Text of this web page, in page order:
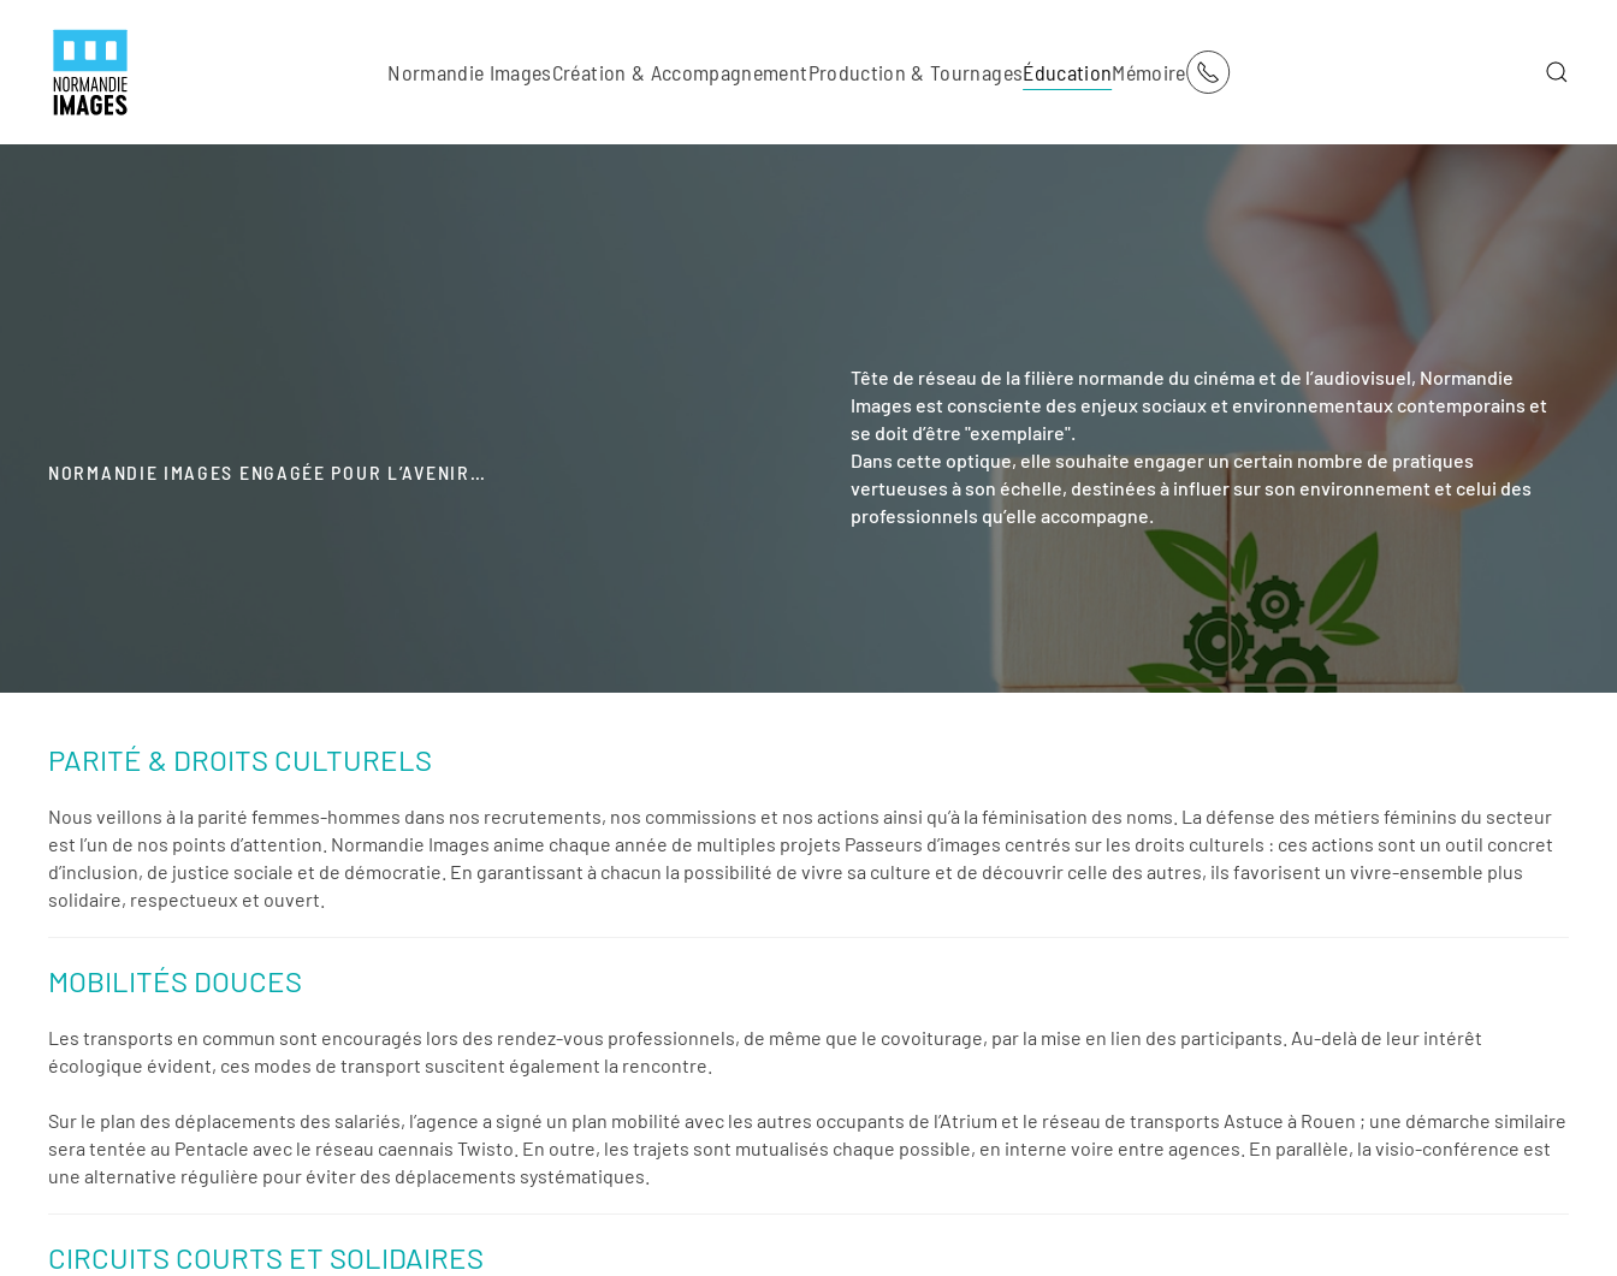
Skip to main content
Normandie ImagesCréation & AccompagnementProduction & TournagesÉducationMémoire
NORMANDIE IMAGES ENGAGÉE POUR L’AVENIR…
Tête de réseau de la filière normande du cinéma et de l’audiovisuel, Normandie
Images est consciente des enjeux sociaux et environnementaux contemporains et
se doit d’être "exemplaire".
Dans cette optique, elle souhaite engager un certain nombre de pratiques
vertueuses à son échelle, destinées à influer sur son environnement et celui des
professionnels qu’elle accompagne.
PARITÉ & DROITS CULTURELS
Nous veillons à la parité femmes-hommes dans nos recrutements, nos commissions et nos actions ainsi qu’à la féminisation des noms. La défense des métiers féminins du secteur
est l’un de nos points d’attention. Normandie Images anime chaque année de multiples projets Passeurs d’images centrés sur les droits culturels : ces actions sont un outil concret
d’inclusion, de justice sociale et de démocratie. En garantissant à chacun la possibilité de vivre sa culture et de découvrir celle des autres, ils favorisent un vivre-ensemble plus
solidaire, respectueux et ouvert.
MOBILITÉS DOUCES
Les transports en commun sont encouragés lors des rendez-vous professionnels, de même que le covoiturage, par la mise en lien des participants. Au-delà de leur intérêt
écologique évident, ces modes de transport suscitent également la rencontre.
Sur le plan des déplacements des salariés, l’agence a signé un plan mobilité avec les autres occupants de l’Atrium et le réseau de transports Astuce à Rouen ; une démarche similaire
sera tentée au Pentacle avec le réseau caennais Twisto. En outre, les trajets sont mutualisés chaque possible, en interne voire entre agences. En parallèle, la visio-conférence est
une alternative régulière pour éviter des déplacements systématiques.
CIRCUITS COURTS ET SOLIDAIRES